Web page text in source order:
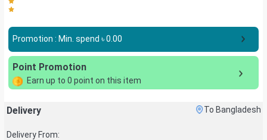
Promotion : Min. spend ৳0.00
Point Promotion
Earn up to 0 point on this item
Delivery To Bangladesh
Delivery From: